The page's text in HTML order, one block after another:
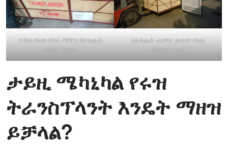
ጥቅል የሩዝ ተከላ ማሽን በእንጨት
መያዣ ውስጥ
በእንጨት መያዣ ውስጥ የሩዝ
ማስተላለፊያ
ታይዚ ሜካኒካል የሩዝ
ትራንስፕላንት እንዴት ማዘዝ
ይቻላል?